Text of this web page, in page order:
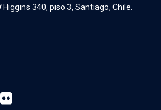
340, piso 3, Santiago, Chile.